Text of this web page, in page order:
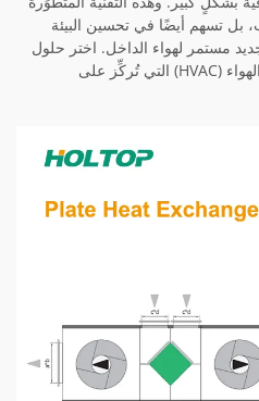
بل تسهم أيضًا في تحسين البيئة
مستمر لهواء الداخل. اختر حلول
هول توب للتدفئة والتهوية وتكييف الهواء (HVAC) التي تُركِّز على